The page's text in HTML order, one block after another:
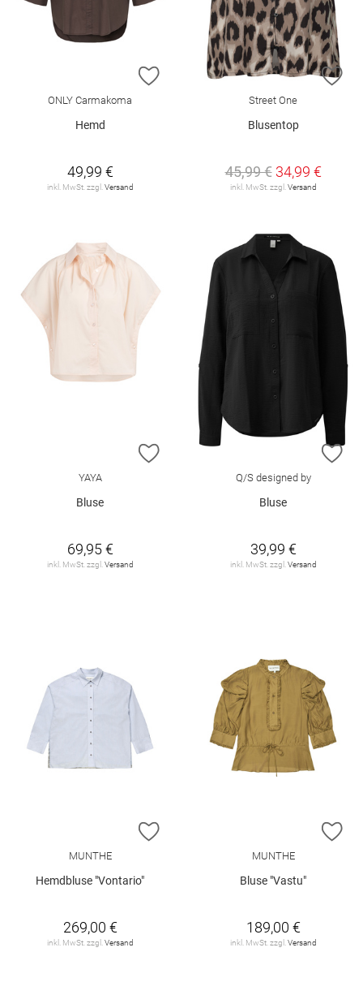
ZUR WUNSCHLISTE HINZUFÜGEN
ONLY Carmakoma
Hemd
49,99 €
inkl. MwSt. zzgl. Versand
Street One
Blusentop
45,99 € 34,99 €
inkl. MwSt. zzgl. Versand
ZUR WUNSCHLISTE HINZUFÜGEN
YAYA
Bluse
69,95 €
inkl. MwSt. zzgl.Versand
Q/S designed by
Bluse
39,99 €
inkl. MwSt. zzgl.Versand
ZUR WUNSCHLISTE HINZUFÜGEN
MUNTHE
Hemdbluse "Vontario"
269,00 €
inkl. MwSt. zzgl. Versand
MUNTHE
Bluse "Vastu"
189,00 €
inkl. MwSt. zzgl. Versand